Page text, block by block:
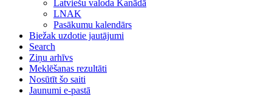
Latviešu valoda Kanādā
LNAK
Pasākumu kalendārs
Biežak uzdotie jautājumi
Search
Ziņu arhīvs
Meklēšanas rezultāti
Nosūtīt šo saiti
Jaunumi e-pastā